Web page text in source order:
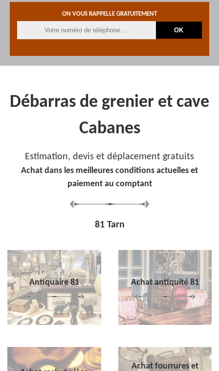
ON VOUS RAPPELLE GRATUITEMENT
Débarras de grenier et cave
Cabanes
Estimation, devis et déplacement gratuits
Achat dans les meilleures conditions actuelles et
paiement au comptant
81 Tarn
Antiquaire 81 Achat antiquité 81
Achat fourrures et